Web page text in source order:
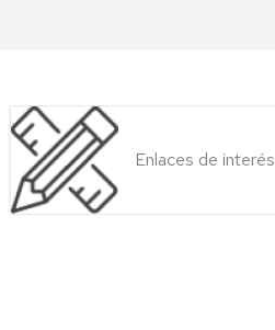
Enlaces de interés